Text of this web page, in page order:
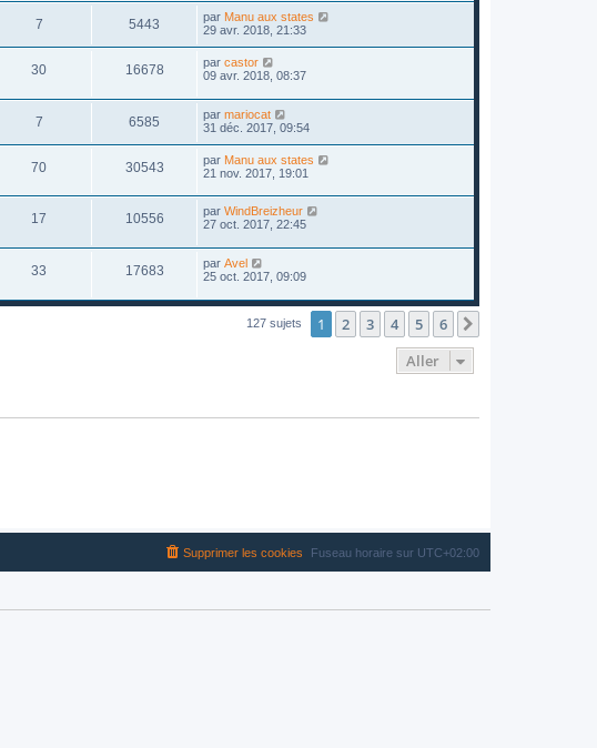
7 5443 par Manu aux states
29 avr. 2018, 21:33
30 16678 par castor
09 avr. 2018, 08:37
7 6585 par mariocat
31 déc. 2017, 09:54
70 30543 par Manu aux states
21 nov. 2017, 19:01
17 10556 par WindBreizheur
27 oct. 2017, 22:45
33 17683 par Avel
25 oct. 2017, 09:09
127 sujets 1 2 3 4 5 6
Aller
Fuseau horaire sur UTC+02:00
Supprimer les cookies